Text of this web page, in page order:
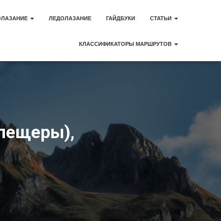
ЛЕДОЛАЗАНИЕ ГАЙДБУКИ СТАТЬИ
КЛАССИФИКАТОРЫ МАРШРУТОВ